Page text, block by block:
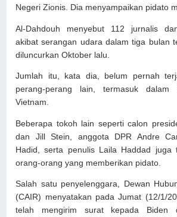
Negeri Zionis. Dia menyampaikan pidato
Al-Dahdouh menyebut 112 jurnalis
akibat serangan udara dalam tiga bulan
diluncurkan Oktober lalu.
Jumlah itu, kata dia, belum pernah
perang-perang lain, termasuk
Vietnam.
Beberapa tokoh lain seperti calon
dan Jill Stein, anggota DPR Andre
Hadid, serta penulis Laila Haddad juga
orang-orang yang memberikan pidato.
Salah satu penyelenggara, Dewan
(CAIR) menyatakan pada Jumat (12/1/
telah mengirim surat kepada Biden